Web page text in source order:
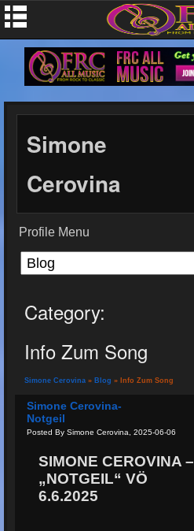
Simone
Cerovina
Profile Menu
Category:
Info Zum Song
Simone Cerovina » Blog » Info Zum Song
Simone Cerovina-
Notgeil
Posted By Simone Cerovina, 2025-06-06
SIMONE CEROVINA –
„NOTGEIL“ VÖ
6.6.2025